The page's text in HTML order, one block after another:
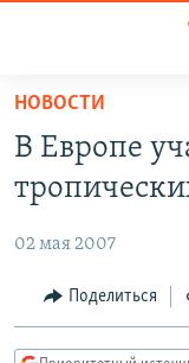
упрощенного
доступа
основному
Вернутся
главной
ПОДКАСТЫ
АВТОРСКИЕ
ЦИТАТЫ СВОБОДЫ
МНЕНИЯ
НОВОСТИ
В Европе
02 мая 2007
Поделиться